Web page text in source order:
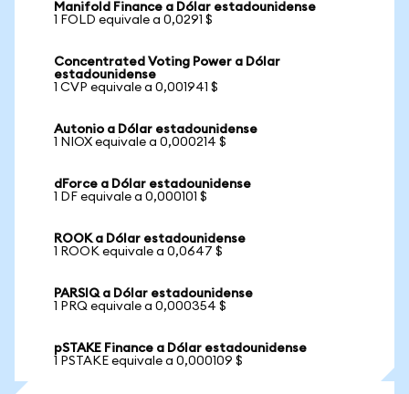
Manifold Finance a Dólar estadounidense
1 FOLD equivale a 0,0291 $
Concentrated Voting Power a Dólar
estadounidense
1 CVP equivale a 0,001941 $
Autonio a Dólar estadounidense
1 NIOX equivale a 0,000214 $
dForce a Dólar estadounidense
1 DF equivale a 0,000101 $
ROOK a Dólar estadounidense
1 ROOK equivale a 0,0647 $
PARSIQ a Dólar estadounidense
1 PRQ equivale a 0,000354 $
pSTAKE Finance a Dólar estadounidense
1 PSTAKE equivale a 0,000109 $